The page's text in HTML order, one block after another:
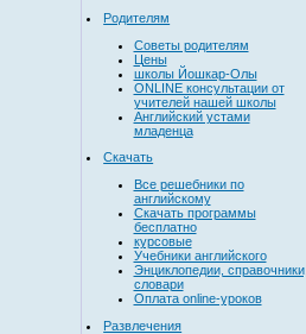
Родителям
Советы родителям
Цены
школы Йошкар-Олы
ONLINE консультации от
учителей нашей школы
Английский устами
младенца
Скачать
Все решебники по
английскому
Скачать программы
бесплатно
курсовые
Учебники английского
Энциклопедии, справочники,
словари
Оплата online-уроков
Развлечения